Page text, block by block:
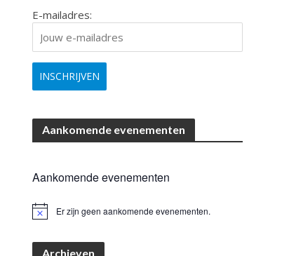
E-mailadres:
Aankomende evenementen
Aankomende evenementen
B
Er zijn geen aankomende evenementen.
Archieven